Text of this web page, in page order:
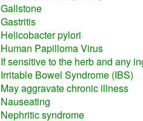
Gallstone
Gastritis
Helicobacter pylori
Human Papilloma Virus
If sensitive to the herb and any
Irritable Bowel Syndrome (IBS)
May aggravate chronic illness
Nauseating
Nephritic syndrome